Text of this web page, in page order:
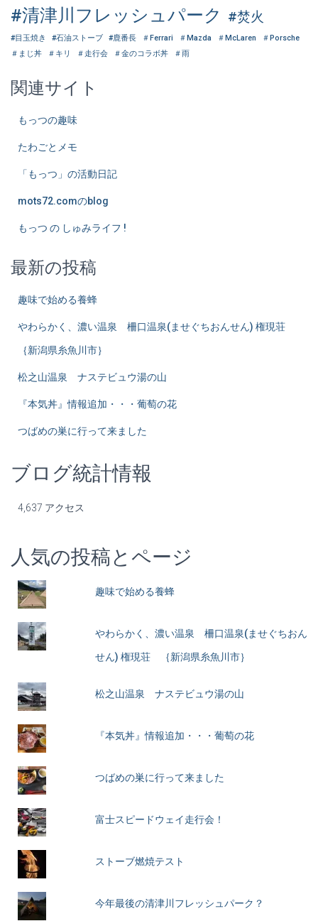
#清津川フレッシュパーク #焚火
#目玉焼き #石油ストーブ #鹿番長 ＃Ferrari ＃Mazda ＃McLaren
＃Porsche
＃まじ丼
＃キリ ＃走行会 ＃金のコラボ丼 ＃雨
関連サイト
もっつの趣味
たわごとメモ
「もっつ」の活動日記
mots72.comのblog
もっつ の しゅみライフ !
最新の投稿
趣味で始める養蜂
やわらかく、濃い温泉 柵口温泉(ませぐちおんせん) 権現荘
｛新潟県糸魚川市｝
松之山温泉 ナステビュウ湯の山
『本気丼』情報追加・・・葡萄の花
つばめの巣に行って来ました
ブログ統計情報
4,637 アクセス
人気の投稿とページ
趣味で始める養蜂
やわらかく、濃い温泉 柵口温泉(ませぐちおん
せん) 権現荘 ｛新潟県糸魚川市｝
松之山温泉 ナステビュウ湯の山
『本気丼』情報追加・・・葡萄の花
つばめの巣に行って来ました
富士スピードウェイ走行会！
ストーブ燃焼テスト
今年最後の清津川フレッシュパーク？